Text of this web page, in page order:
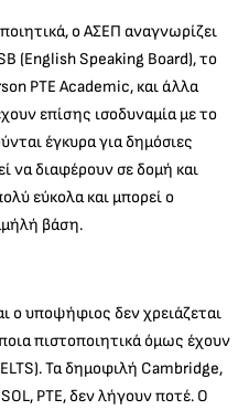
ο ΑΣΕΠ αναγνωρίζει
(English Speaking Board), το
PTE Academic, και άλλα
επίσης ισοδυναμία με το
έγκυρα για δημόσιες
να διαφέρουν σε δομή και
εύκολα και μπορεί ο
βάση.
ο υποψήφιος δεν χρειάζεται
πιστοποιητικά όμως έχουν
Τα δημοφιλή Cambridge,
PTE, δεν λήγουν ποτέ. Ο